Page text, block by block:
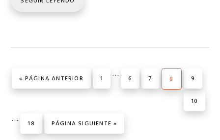
« IR A LA
PÁGINA ANTERIOR PÁGINA
1
Páginas
intermedias
… PÁGINA
6 PÁGINA
7 PÁGINA
8 PÁGINA
9
PÁGINA
10
Páginas
intermedias
… PÁGINA
18 IR A LA
PÁGINA SIGUIENTE »